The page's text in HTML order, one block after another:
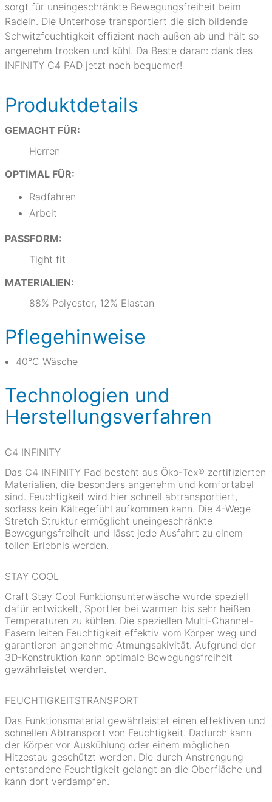
sorgt für uneingeschränkte Bewegungsfreiheit beim
Radeln. Die Unterhose transportiert die sich bildende
Schwitzfeuchtigkeit effizient nach außen ab und hält so
angenehm trocken und kühl. Da Beste daran: dank des
INFINITY C4 PAD jetzt noch bequemer!
Produktdetails
GEMACHT FÜR:
Herren
OPTIMAL FÜR:
Radfahren
Arbeit
PASSFORM:
Tight fit
MATERIALIEN:
88% Polyester, 12% Elastan
Pflegehinweise
40°C Wäsche
Technologien und
Herstellungsverfahren
C4 INFINITY
Das C4 INFINITY Pad besteht aus Öko-Tex® zertifizierten
Materialien, die besonders angenehm und komfortabel
sind. Feuchtigkeit wird hier schnell abtransportiert,
sodass kein Kältegefühl aufkommen kann. Die 4-Wege
Stretch Struktur ermöglicht uneingeschränkte
Bewegungsfreiheit und lässt jede Ausfahrt zu einem
tollen Erlebnis werden.
STAY COOL
Craft Stay Cool Funktionsunterwäsche wurde speziell
dafür entwickelt, Sportler bei warmen bis sehr heißen
Temperaturen zu kühlen. Die speziellen Multi-Channel-
Fasern leiten Feuchtigkeit effektiv vom Körper weg und
garantieren angenehme Atmungsakivität. Aufgrund der
3D-Konstruktion kann optimale Bewegungsfreiheit
gewährleistet werden.
FEUCHTIGKEITSTRANSPORT
Das Funktionsmaterial gewährleistet einen effektiven und
schnellen Abtransport von Feuchtigkeit. Dadurch kann
der Körper vor Auskühlung oder einem möglichen
Hitzestau geschützt werden. Die durch Anstrengung
entstandene Feuchtigkeit gelangt an die Oberfläche und
kann dort verdampfen.